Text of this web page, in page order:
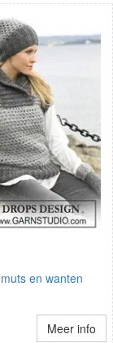
en wanten
Meer info